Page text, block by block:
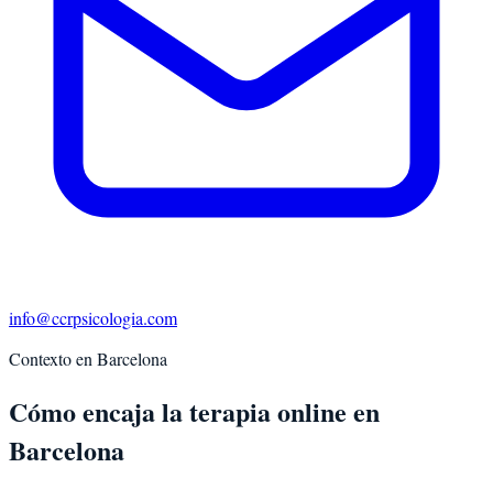
info@ccrpsicologia.com
Contexto en Barcelona
Cómo encaja la terapia online en
Barcelona